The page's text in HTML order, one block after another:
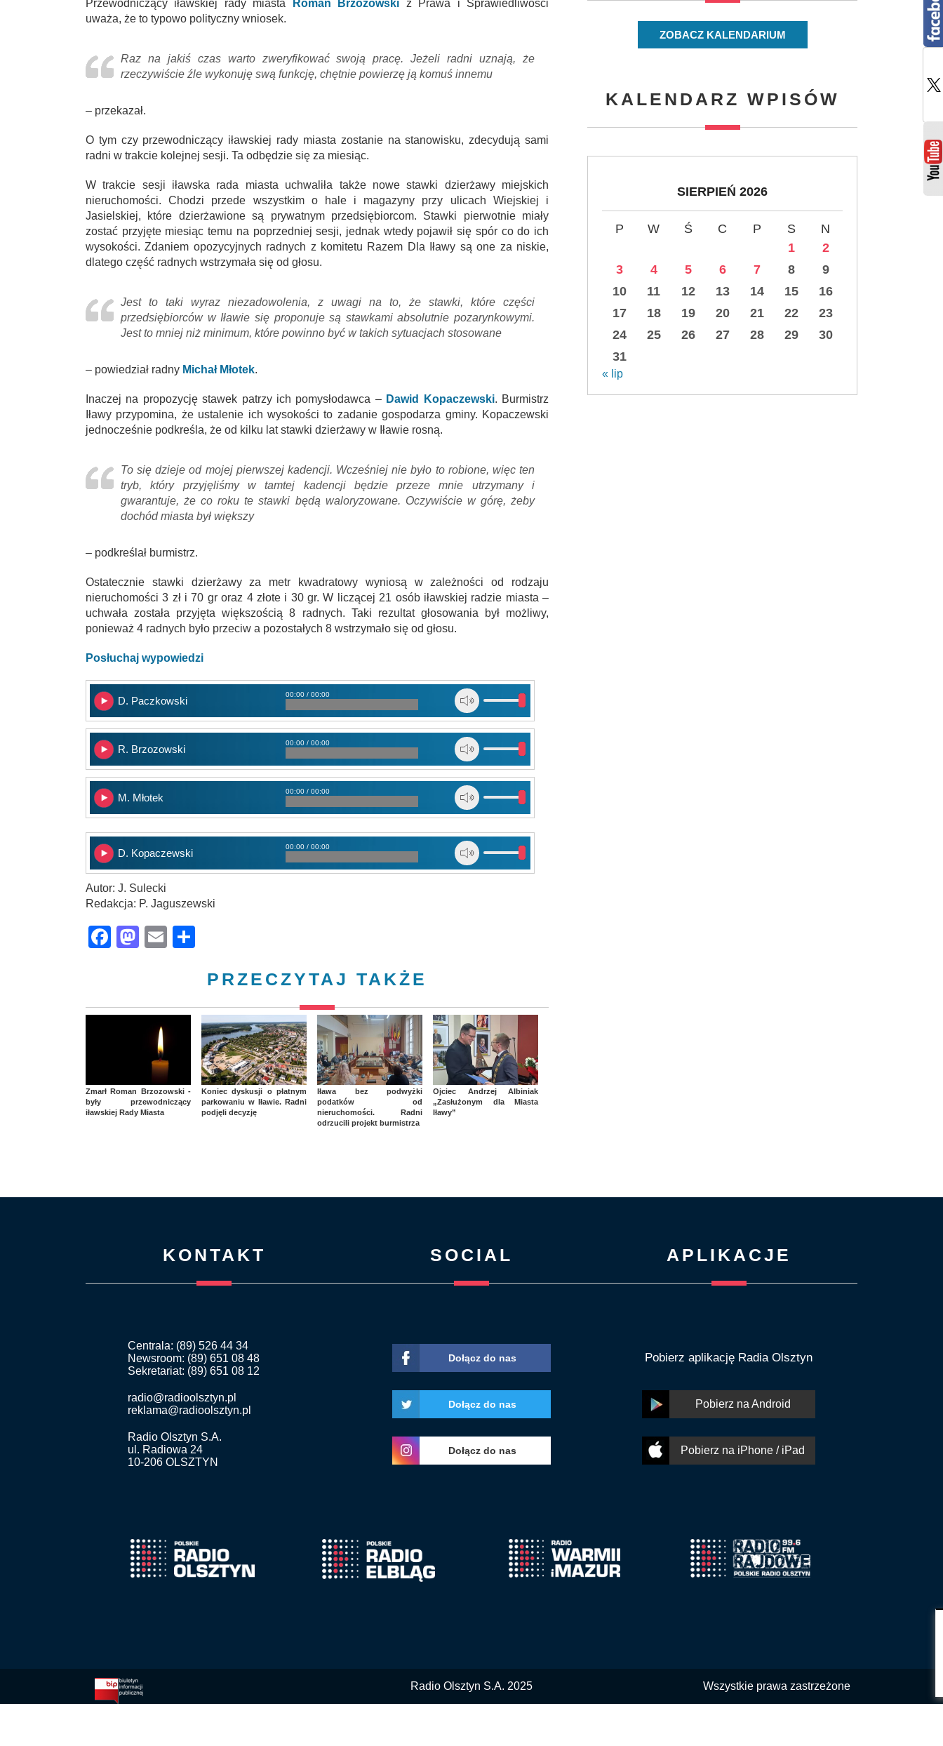
Przewodniczący iławskiej rady miasta Roman Brzozowski
z Prawa i Sprawiedliwości
uważa, że to typowo polityczny wniosek.
Raz na jakiś czas warto zweryfikować swoją pracę. Jeżeli radni uznają, że
rzeczywiście źle wykonuję swą funkcję, chętnie powierzę ją komuś innemu
– przekazał.
O tym czy przewodniczący iławskiej rady miasta zostanie na stanowisku, zdecydują sami
radni w trakcie kolejnej sesji. Ta odbędzie się za miesiąc.
W trakcie sesji iławska rada miasta uchwaliła także nowe stawki dzierżawy miejskich
nieruchomości. Chodzi przede wszystkim o hale i magazyny przy ulicach Wiejskiej i
Jasielskiej, które dzierżawione są prywatnym przedsiębiorcom. Stawki pierwotnie miały
zostać przyjęte miesiąc temu na poprzedniej sesji, jednak wtedy pojawił się spór co do ich
wysokości. Zdaniem opozycyjnych radnych z komitetu Razem Dla Iławy są one za niskie,
dlatego część radnych wstrzymała się od głosu.
Jest to taki wyraz niezadowolenia, z uwagi na to, że stawki, które części
przedsiębiorców w Iławie się proponuje są stawkami absolutnie pozarynkowymi.
Jest to mniej niż minimum, które powinno być w takich sytuacjach stosowane
– powiedział radny Michał Młotek.
Inaczej na propozycję stawek patrzy ich pomysłodawca – Dawid Kopaczewski. Burmistrz
Iławy przypomina, że ustalenie ich wysokości to zadanie gospodarza gminy. Kopaczewski
jednocześnie podkreśla, że od kilku lat stawki dzierżawy w Iławie rosną.
To się dzieje od mojej pierwszej kadencji. Wcześniej nie było to robione, więc ten
tryb, który przyjęliśmy w tamtej kadencji będzie przeze mnie utrzymany i
gwarantuje, że co roku te stawki będą waloryzowane. Oczywiście w górę, żeby
dochód miasta był większy
– podkreślał burmistrz.
Ostatecznie stawki dzierżawy za metr kwadratowy wyniosą w zależności od rodzaju
nieruchomości 3 zł i 70 gr oraz 4 złote i 30 gr. W liczącej 21 osób iławskiej radzie miasta –
uchwała została przyjęta większością 8 radnych. Taki rezultat głosowania był możliwy,
ponieważ 4 radnych było przeciw a pozostałych 8 wstrzymało się od głosu.
Posłuchaj wypowiedzi
D. Paczkowski
00:00 / 00:00
R. Brzozowski
00:00 / 00:00
M. Młotek
00:00 / 00:00
D. Kopaczewski
00:00 / 00:00
Autor: J. Sulecki
Redakcja: P. Jaguszewski
Facebook
Mastodon
Email
PRZECZYTAJ TAKŻE
Zmarł Roman Brzozowski -
były przewodniczący
iławskiej Rady Miasta
Koniec dyskusji o płatnym
parkowaniu w Iławie. Radni
podjęli decyzję
Iława bez podwyżki
podatków od
nieruchomości. Radni
odrzucili projekt burmistrza
Ojciec Andrzej Albiniak
„Zasłużonym dla Miasta
Iławy”
ZOBACZ KALENDARIUM
KALENDARZ WPISÓW
SIERPIEŃ 2026
P W Ś C P S
N
1
2
3
4 5 6 7 8
9
10
11 12 13 14 15
16
17
18 19 20 21 22
23
24
25 26 27 28 29
30
31
« lip
KONTAKT
Centrala: (89) 526 44 34
Newsroom: (89) 651 08 48
Sekretariat: (89) 651 08 12
radio@radioolsztyn.pl
reklama@radioolsztyn.pl
Radio Olsztyn S.A.
ul. Radiowa 24
10-206 OLSZTYN
SOCIAL
Dołącz do nas
Dołącz do nas
Dołącz do nas
APLIKACJE
Pobierz aplikację Radia Olsztyn
Pobierz na Android
Pobierz na iPhone / iPad
Radio Olsztyn S.A. 2025 Wszystkie prawa zastrzeżone